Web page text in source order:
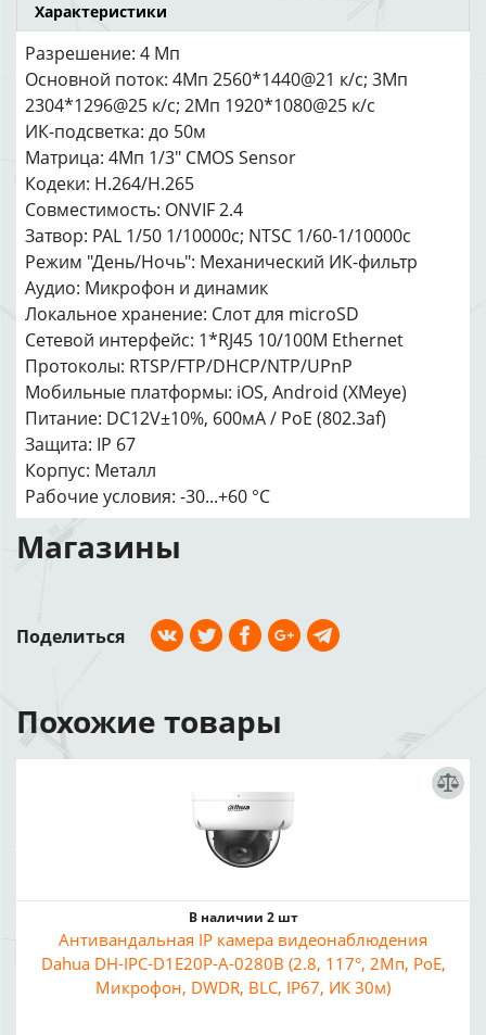
Характеристики
Разрешение: 4 Мп
Основной поток: 4Мп 2560*1440@21 к/с; 3Мп
2304*1296@25 к/с; 2Мп 1920*1080@25 к/с
ИК-подсветка: до 50м
Матрица: 4Мп 1/3" CMOS Sensor
Кодеки: H.264/H.265
Совместимость: ONVIF 2.4
Затвор: PAL 1/50 1/10000c; NTSC 1/60-1/10000c
Режим "День/Ночь": Механический ИК-фильтр
Аудио: Микрофон и динамик
Локальное хранение: Слот для microSD
Сетевой интерфейс: 1*RJ45 10/100M Ethernet
Протоколы: RTSP/FTP/DHCP/NTP/UPnP
Мобильные платформы: iOS, Android (XMeye)
Питание: DC12V±10%, 600мА / PoE (802.3af)
Защита: IP 67
Корпус: Металл
Рабочие условия: -30...+60 °C
Магазины
Поделиться
Похожие товары
В наличии 2 шт
Антивандальная IP камера видеонаблюдения
Dahua DH-IPC-D1E20P-A-0280B (2.8, 117°, 2Мп, PoE,
Микрофон, DWDR, BLC, IP67, ИК 30м)